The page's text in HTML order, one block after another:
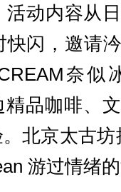
活动内容从
闪，邀请
奈似
精品咖啡、
北京太古
游过情绪